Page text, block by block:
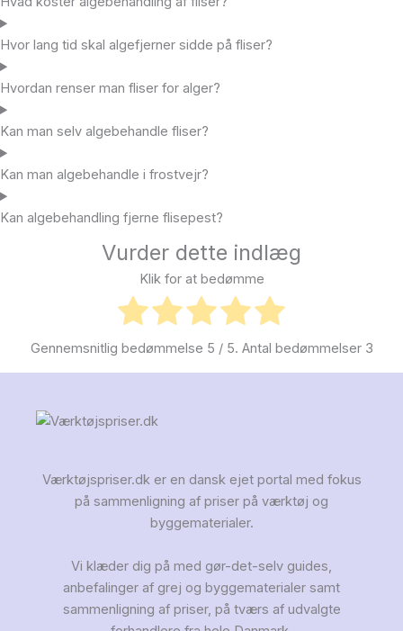
Hvor lang tid skal algefjerner sidde på fliser?
Hvordan renser man fliser for alger?
Kan man selv algebehandle fliser?
Kan man algebehandle i frostvejr?
Kan algebehandling fjerne flisepest?
Vurder dette indlæg
Klik for at bedømme
Gennemsnitlig bedømmelse 5 / 5. Antal bedømmelser 3
Værktøjspriser.dk er en dansk ejet portal med fokus
på sammenligning af priser på værktøj og
byggematerialer.
Vi klæder dig på med gør-det-selv guides,
anbefalinger af grej og byggematerialer samt
sammenligning af priser, på tværs af udvalgte